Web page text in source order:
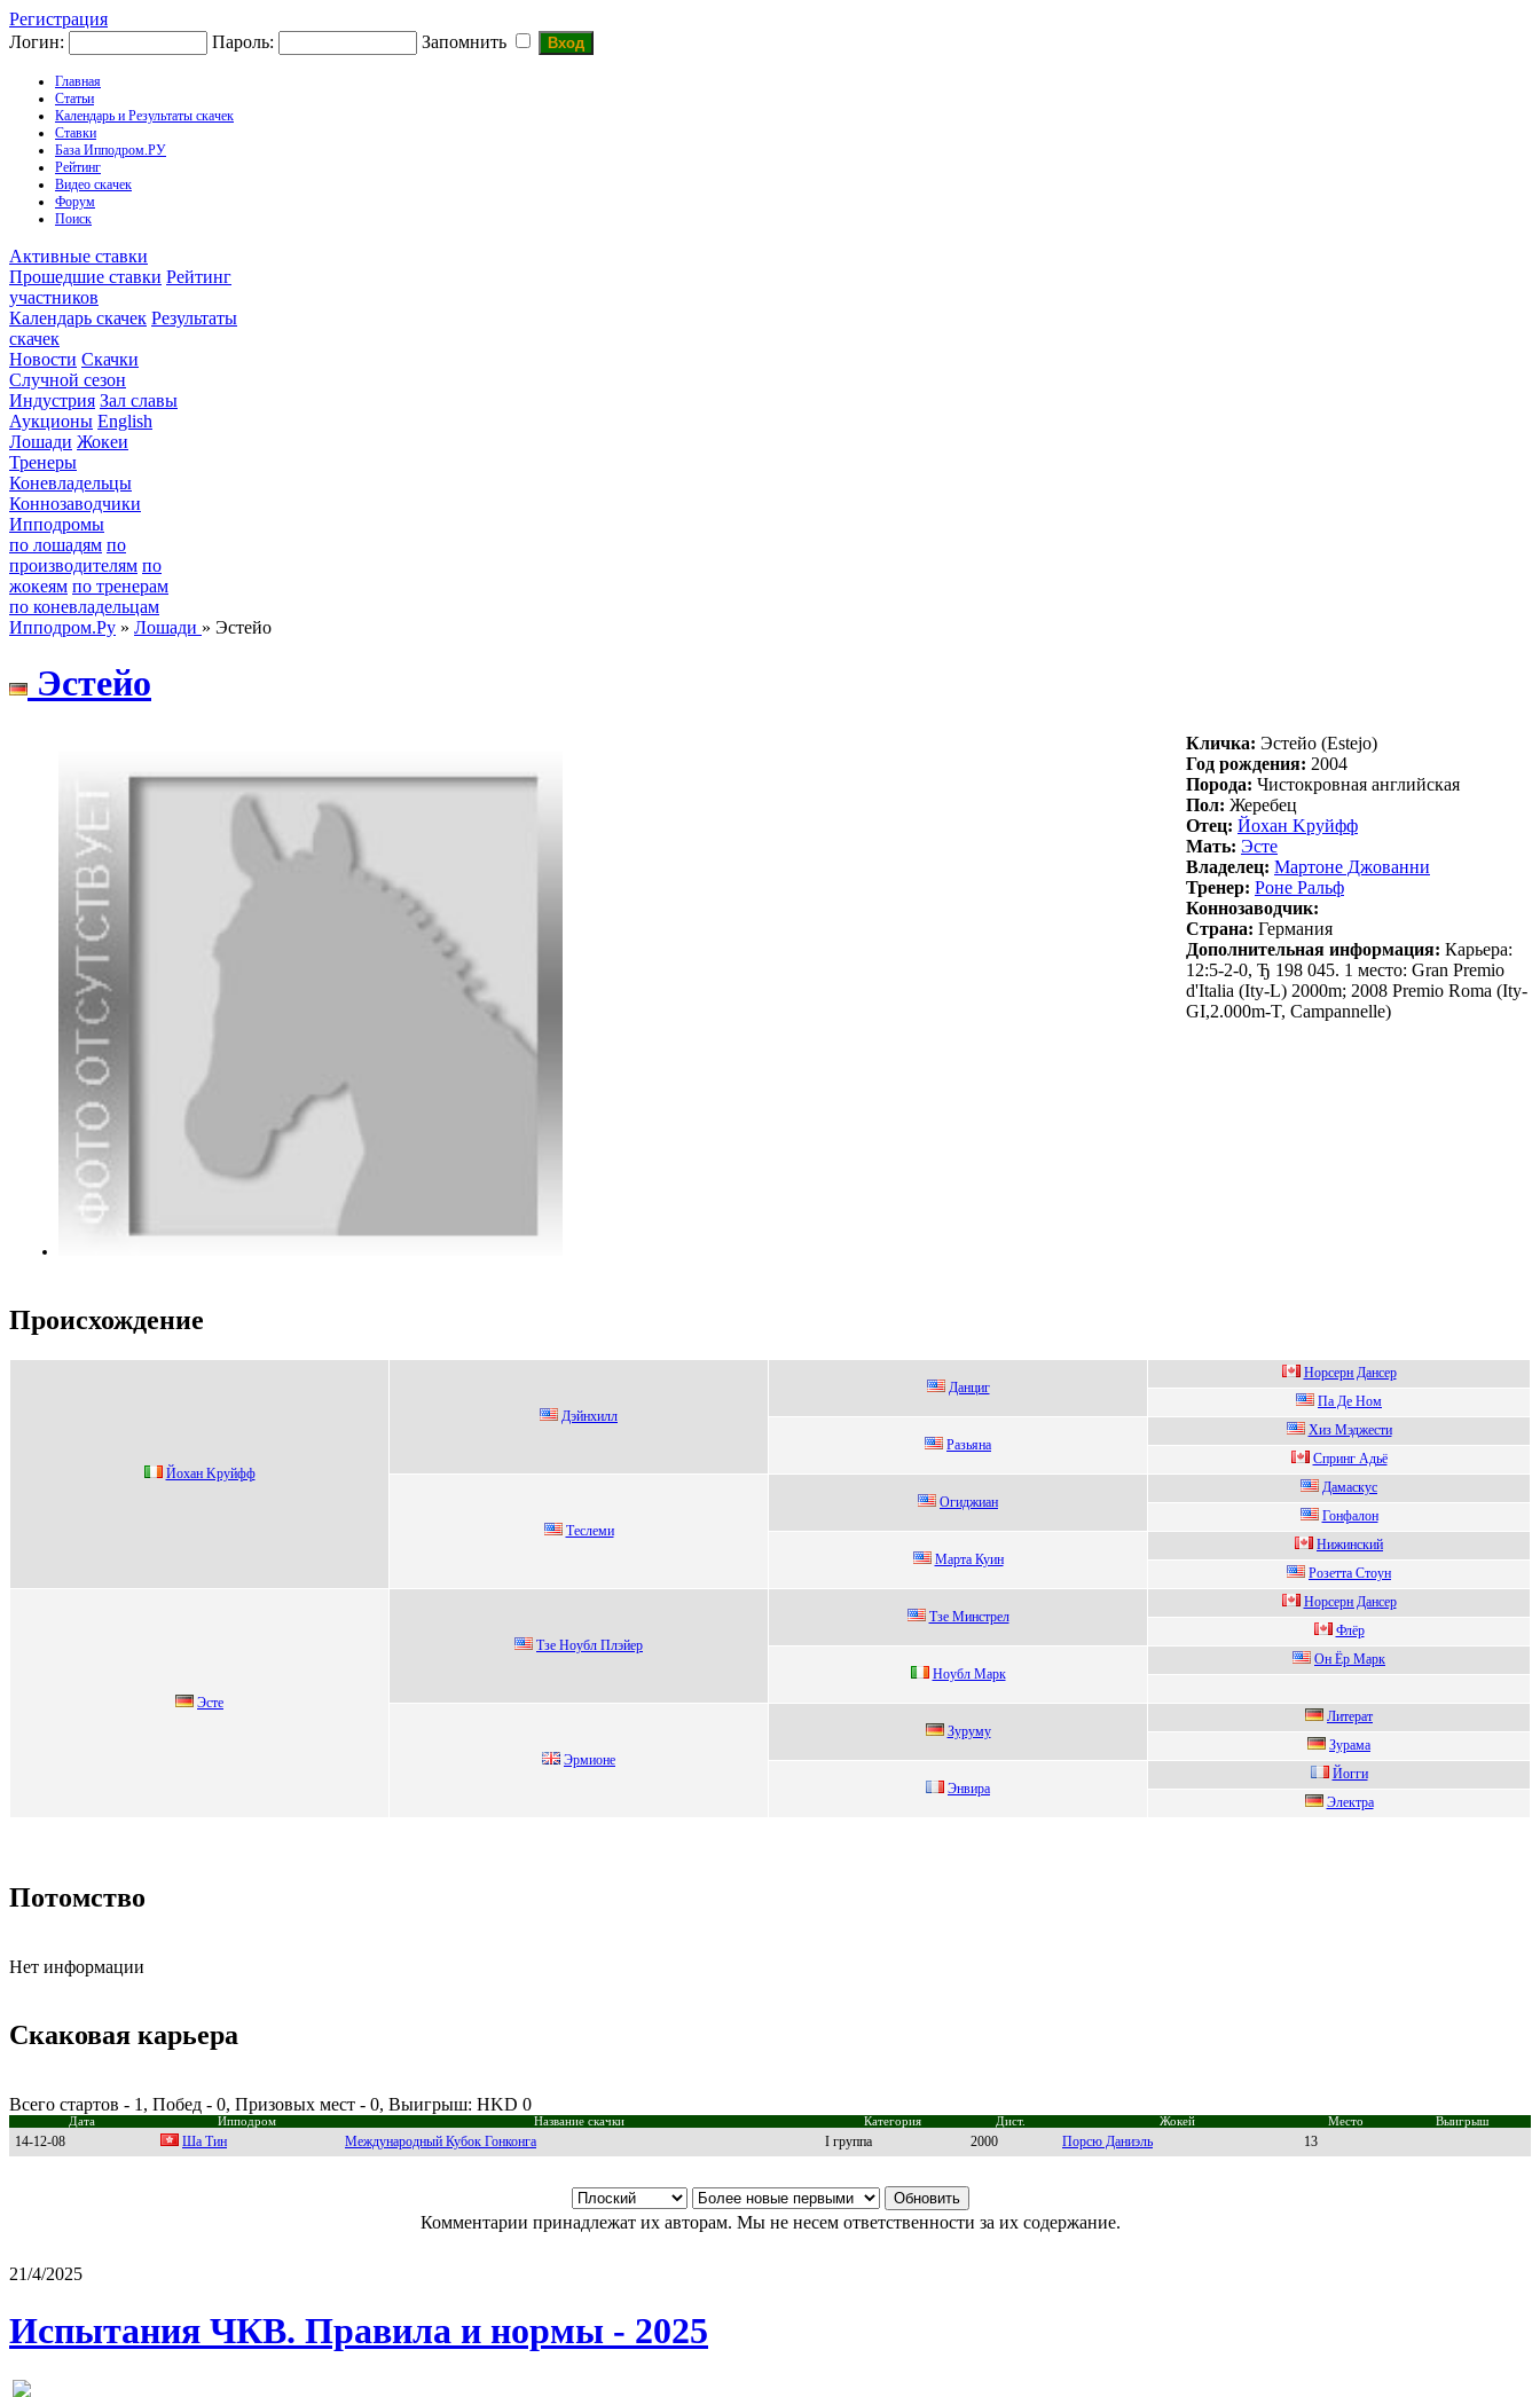
Регистрация
Логин:
Пароль: Запомнить
Главная
Статьи
Календарь и Результаты скачек
Ставки
База Ипподром.РУ
Рейтинг
Видео скачек
Форум
Поиск
Активные ставки
Прошедшие ставки Рейтинг
участников
Календарь скачек Результаты
скачек
Новости Скачки
Случной сезон
Индустрия Зал славы
Аукционы English
Лошади Жокеи
Тренеры
Коневладельцы
Коннозаводчики
Ипподромы
по лошадям по
производителям по
жокеям по тренерам
по коневладельцам
Ипподром.Ру » Лошади » Эстейо
Эcтeйo
Кличка: Эcтeйo (Estejo)
Год рождения: 2004
Порода: Чистокровная английская
Пол: Жеребец
Отец: Йохaн Kpуйфф
Мать: Эcте
Владелец: Mapтoнe Джoвaнни
Тренер: Ронe Ральф
Коннозаводчик:
Страна: Германия
Дополнительная информация: Карьера:
12:5-2-0, Ђ 198 045. 1 место: Gran Premio
d'Italia (Ity-L) 2000m; 2008 Premio Roma (Ity-
GI,2.000m-T, Campannelle)
Происхождение
Йохaн Kpуйфф
Дэйнxилл
Дaнциг
Нopcepн Данcep
Па Дe Hoм
Разьяна
Xиз Mэджеcти
Cпринг Адьё
Теcлеми
Oгиджиан
Дaмacкуc
Гонфaлон
Мaртa Куин
Hижинский
Pозeтта Стоун
Эcте
Тзe Нoубл Плэйep
Тзe Минcтрeл
Hopсеpн Дaнсеp
Флёр
Ноубл Маpк
Oн Ёр Мaрк
Эpмионe
Зуруму
Литeрат
Зуpaмa
Энвира
Йoгги
Электрa
Потомство
Нет информации
Скаковая карьера
Всего стартов - 1, Побед - 0, Призовых мест - 0, Выигрыш: HKD 0
Дата Ипподром Название скачки Категория Дист. Жокей Место Выигрыш
14-12-08 Шa Тин Международный Кубок Гонконга I группа 2000 Порcю Дaниэль 13
Комментарии принадлежат их авторам. Мы не несем ответственности за их содержание.
21/4/2025
Испытания ЧКВ. Правила и нормы - 2025